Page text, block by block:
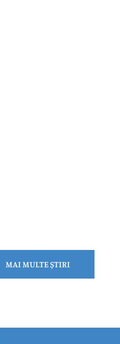
MAI MULTE ȘTIRI